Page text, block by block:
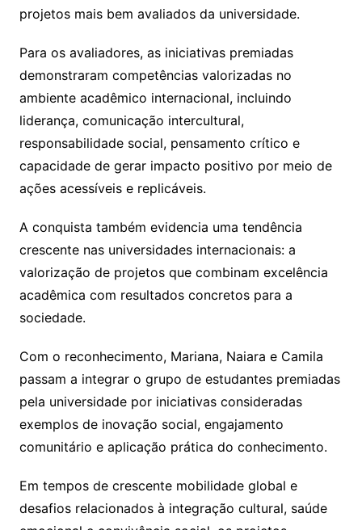
projetos mais bem avaliados da universidade.
Para os avaliadores, as iniciativas premiadas
demonstraram competências valorizadas no
ambiente acadêmico internacional, incluindo
liderança, comunicação intercultural,
responsabilidade social, pensamento crítico e
capacidade de gerar impacto positivo por meio de
ações acessíveis e replicáveis.
A conquista também evidencia uma tendência
crescente nas universidades internacionais: a
valorização de projetos que combinam excelência
acadêmica com resultados concretos para a
sociedade.
Com o reconhecimento, Mariana, Naiara e Camila
passam a integrar o grupo de estudantes premiadas
pela universidade por iniciativas consideradas
exemplos de inovação social, engajamento
comunitário e aplicação prática do conhecimento.
Em tempos de crescente mobilidade global e
desafios relacionados à integração cultural, saúde